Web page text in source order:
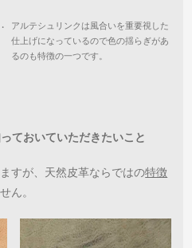
・
アルテシュリンクは風合いを重要視した
仕上げになっているので色の揺らぎがあ
るのも特徴の一つです。
ておいていただきたいこと
すが、天然皮革ならではの特徴
ん。